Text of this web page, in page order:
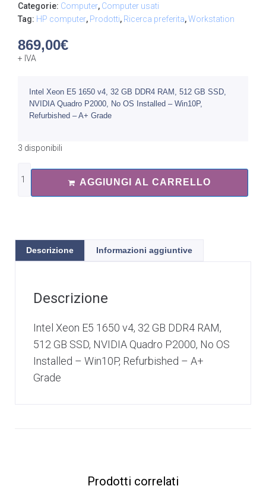
Categorie: Computer, Computer usati
Tag: HP computer, Prodotti, Ricerca preferita,Workstation
869,00€
+ IVA
Intel Xeon E5 1650 v4, 32 GB DDR4 RAM, 512 GB SSD,
NVIDIA Quadro P2000, No OS Installed – Win10P,
Refurbished – A+ Grade
3 disponibili
AGGIUNGI AL CARRELLO
Descrizione Informazioni aggiuntive
Descrizione
Intel Xeon E5 1650 v4, 32 GB DDR4 RAM,
512 GB SSD, NVIDIA Quadro P2000, No OS
Installed – Win10P, Refurbished – A+
Grade
Prodotti correlati